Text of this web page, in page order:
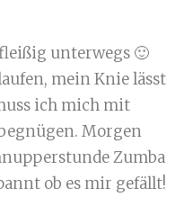
unterwegs 🙂
mein Knie lässt
ich mich mit
Morgen
Zumba
ob es mir gefällt!